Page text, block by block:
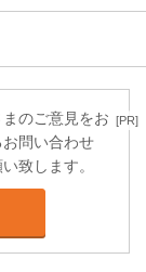
[PR]
のご意見をお
問い合わせ
致します。